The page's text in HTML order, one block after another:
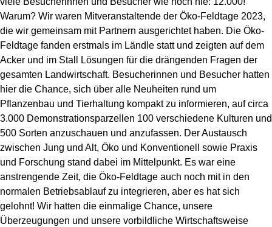
Warum? Wir waren Mitveranstaltende der Öko-Feldtage 2023,
die wir gemeinsam mit Partnern ausgerichtet haben. Die Öko-
Feldtage fanden erstmals im Ländle statt und zeigten auf dem
Acker und im Stall Lösungen für die drängenden Fragen der
gesamten Landwirtschaft. Besucherinnen und Besucher hatten
hier die Chance, sich über alle Neuheiten rund um
Pflanzenbau und Tierhaltung kompakt zu informieren, auf circa
3.000 Demonstrationsparzellen 100 verschiedene Kulturen und
500 Sorten anzuschauen und anzufassen. Der Austausch
zwischen Jung und Alt, Öko und Konventionell sowie Praxis
und Forschung stand dabei im Mittelpunkt. Es war eine
anstrengende Zeit, die Öko-Feldtage auch noch mit in den
normalen Betriebsablauf zu integrieren, aber es hat sich
gelohnt! Wir hatten die einmalige Chance, unsere
Überzeugungen und unsere vorbildliche Wirtschaftsweise